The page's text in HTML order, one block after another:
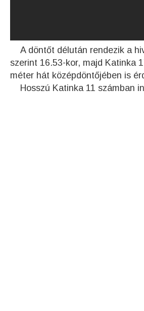
A döntőt délután rendezik a
szerint 16.53-kor, majd Katinka
méter hát középdöntőjében is
Hosszú Katinka 11 számban